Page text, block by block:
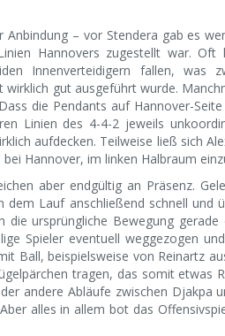
– vor Stendera gab es
Hannovers zugestellt war. Oft
Innenverteidigern fallen, was
gut ausgeführt wurde.
die Pendants auf Hannover-
Linien des 4-4-2 jeweils
aufdecken. Teilweise ließ sich
Hannover, im linken Halbraum
aber endgültig an Präsenz.
Lauf anschließend schnell und
ursprüngliche Bewegung gerade
Spieler eventuell weggezogen
Ball, beispielsweise von Reinartz
tragen, das somit etwas
andere Abläufe zwischen Djakpa
alles in allem bot das